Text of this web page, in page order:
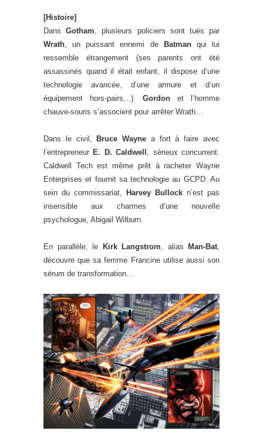
[Histoire]
DansGotham , plusieurs policiers sont tués par
Wrath , un puissant ennemi deBatmanqui lui
ressemble étrangement (ses parents ont été
assassinés quand il était enfant, il dispose d’une
technologie avancée, d’une armure et d’un
équipement hors-pairs…). Gordon et l’homme
chauve-souris s’associent pour arrêter Wrath…
Dans le civil,Bruce Wayne a fort à faire avec
l’entrepreneurE. D. Caldwell , sérieux concurrent.
Caldwell Tech est même prêt à racheter Wayne
Enterprises et fournit sa technologie au GCPD. Au
sein du commissariat, Harvey Bullock n’est pas
insensible aux charmes d’une nouvelle
psychologue, Abigail Wilburn.
En parallèle, le Kirk Langstrom , alias Man-Bat
découvre que sa femme Francine utilise aussi son
sérum de transformation…